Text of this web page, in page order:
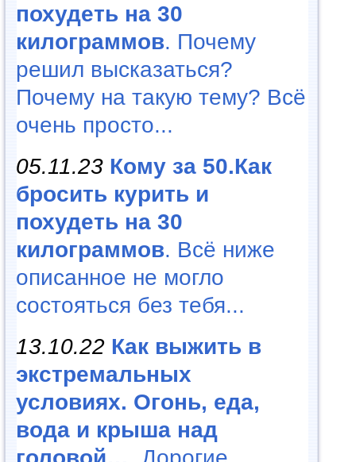
похудеть на 30
килограммов. Почему
решил высказаться?
Почему на такую тему? Всё
очень просто...
05.11.23 Кому за 50.Как
бросить курить и
похудеть на 30
килограммов. Всё ниже
описанное не могло
состояться без тебя...
13.10.22 Как выжить в
экстремальных
условиях. Огонь, еда,
вода и крыша над